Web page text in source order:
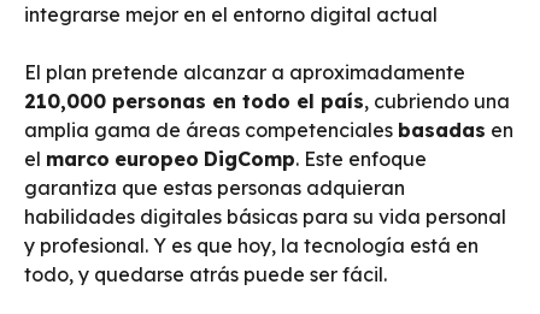
integrarse mejor en el entorno digital actual
El plan pretende alcanzar a aproximadamente
210,000 personas en todo el país, cubriendo una
amplia gama de áreas competenciales basadas en
el marco europeo DigComp. Este enfoque
garantiza que estas personas adquieran
habilidades digitales básicas para su vida personal
y profesional. Y es que hoy, la tecnología está en
todo, y quedarse atrás puede ser fácil.